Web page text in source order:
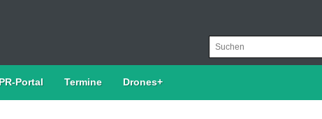
PR-Portal Termine Drones+